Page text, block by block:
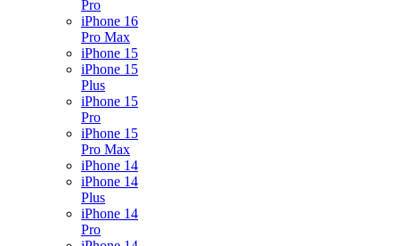
Pro
iPhone 16
Pro Max
iPhone 15
iPhone 15
Plus
iPhone 15
Pro
iPhone 15
Pro Max
iPhone 14
iPhone 14
Plus
iPhone 14
Pro